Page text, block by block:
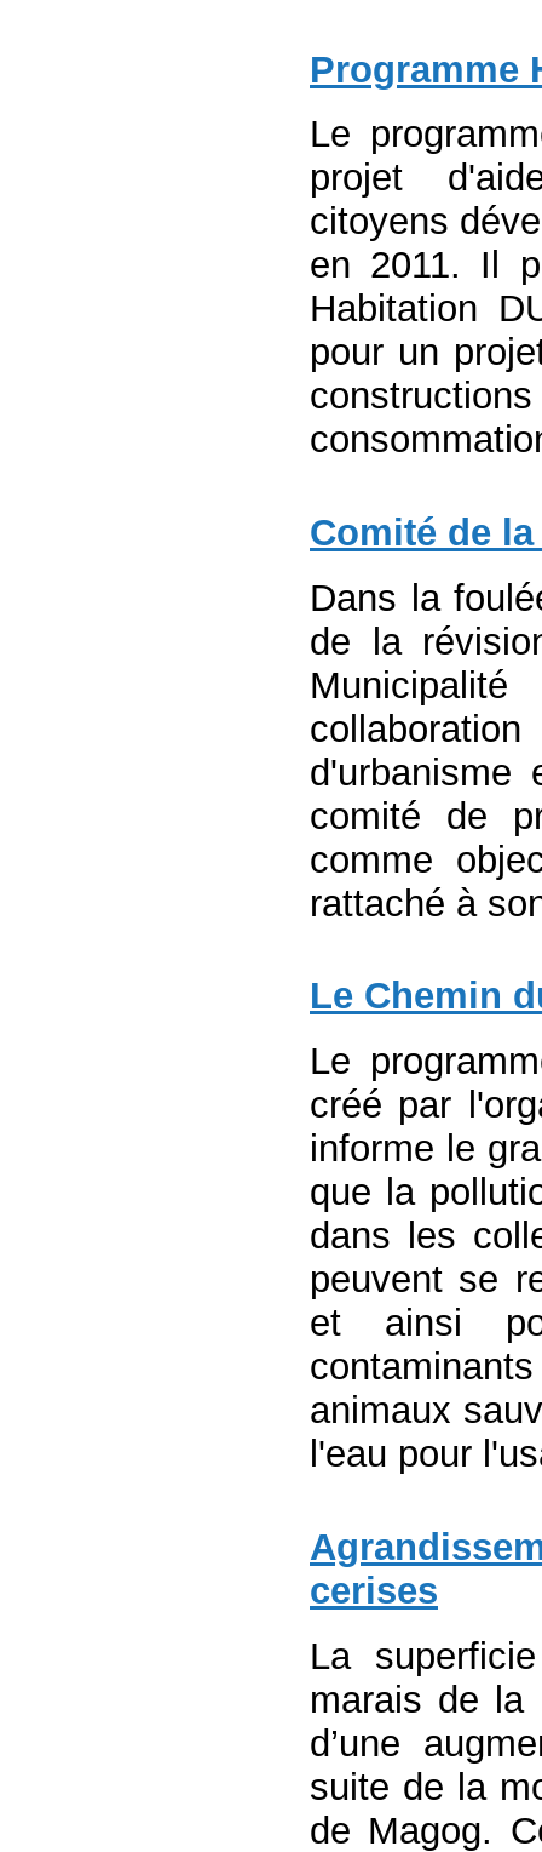
Programme
Le
projet
citoyens
en 2011. Il
Habitation
pour un
Comité de
Dans la
de la
d'urbanisme
comité de
comme
rattaché à
Le Chemin
Le
créé par
informe le
que la
dans les
peuvent se
et ainsi
animaux
l'eau pour
cerises
La
marais de la
d’une
suite de la
de Magog.